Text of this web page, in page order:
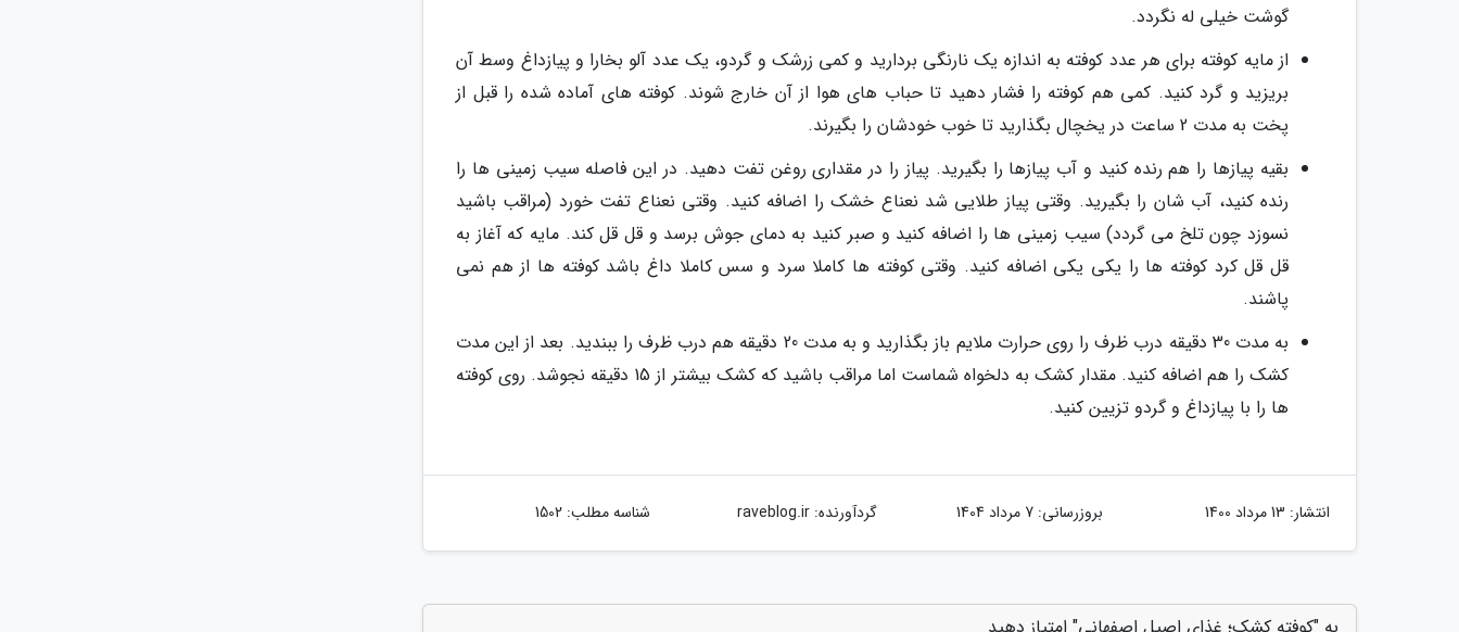
گوشت خیلی له نگردد.
از مایه کوفته برای هر عدد کوفته به اندازه یک نارنگی بردارید و کمی زرشک و گردو، یک عدد آلو بخارا و پیازداغ وسط آن
بریزید و گرد کنید. کمی هم کوفته را فشار دهید تا حباب های هوا از آن خارج شوند. کوفته های آماده شده را قبل از
پخت به مدت 2 ساعت در یخچال بگذارید تا خوب خودشان را بگیرند.
بقیه پیازها را هم رنده کنید و آب پیازها را بگیرید. پیاز را در مقداری روغن تفت دهید. در این فاصله سیب زمینی ها را
رنده کنید، آب شان را بگیرید. وقتی پیاز طلایی شد نعناع خشک را اضافه کنید. وقتی نعناع تفت خورد (مراقب باشید
نسوزد چون تلخ می گردد) سیب زمینی ها را اضافه کنید و صبر کنید به دمای جوش برسد و قل قل کند. مایه که آغاز به
قل قل کرد کوفته ها را یکی یکی اضافه کنید. وقتی کوفته ها کاملا سرد و سس کاملا داغ باشد کوفته ها از هم نمی
پاشند.
به مدت 30 دقیقه درب ظرف را روی حرارت ملایم باز بگذارید و به مدت 20 دقیقه هم درب ظرف را ببندید. بعد از این مدت
کشک را هم اضافه کنید. مقدار کشک به دلخواه شماست اما مراقب باشید که کشک بیشتر از 15 دقیقه نجوشد. روی کوفته
ها را با پیازداغ و گردو تزیین کنید.
انتشار: 13 مرداد 1400 بروزرسانی: 7 مرداد 1404 گردآورنده:raveblog.ir شناسه مطلب: 1502